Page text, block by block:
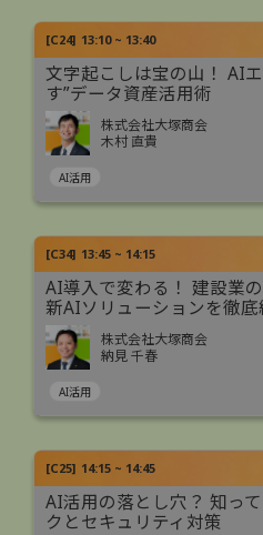
[C24] 13:10 ~ 13:40
文字起こしは宝の山！ AI
す”データ資産活用術
株式会社大塚商会
木村 直貴
AI活用
[C34] 13:45 ~ 14:15
AI導入で変わる！ 建設業
新AIソリューションを徹底
株式会社大塚商会
納見 千春
AI活用
[C25] 14:15 ~ 14:45
AI活用の落とし穴？ 知っ
クとセキュリティ対策